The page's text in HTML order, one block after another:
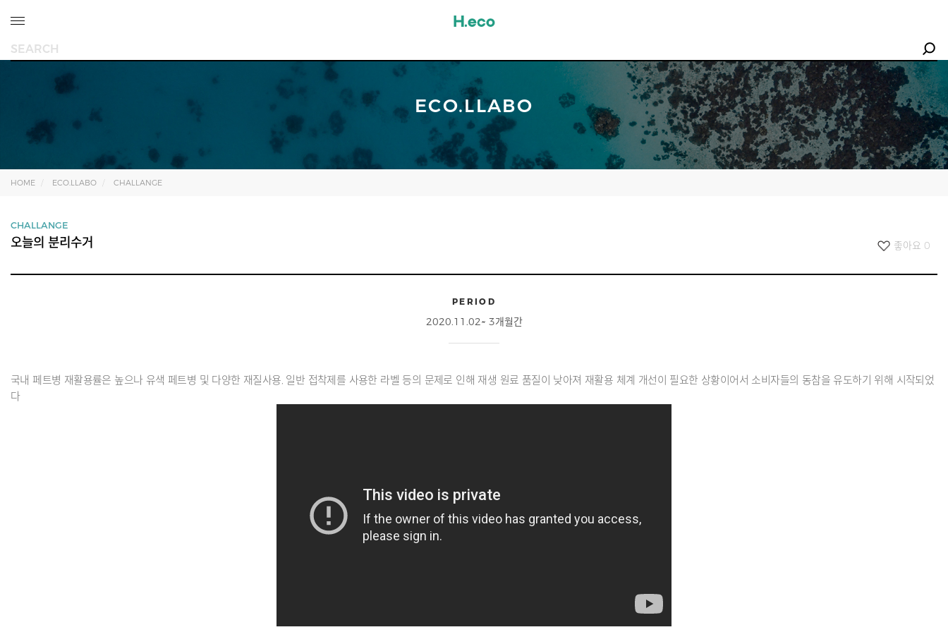
ECO.LLABO
HOME ECO.LLABO CHALLANGE
CHALLANGE
오늘의 분리수거 좋아요 0
PERIOD
2020.11.02~ 3개월간
국내 페트병 재활용률은 높으나 유색 페트병 및 다양한 재질사용, 일반 접착제를 사용한 라벨 등의 문제로 인해 재생 원료 품질이 낮아져 재활용 체계 개선이 필요한 상황이어서 소비자들의 동참을 유도하기 위해 시작되었
다